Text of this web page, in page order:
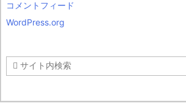
コメントフィード
WordPress.org